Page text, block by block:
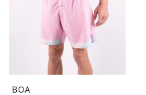
BOA